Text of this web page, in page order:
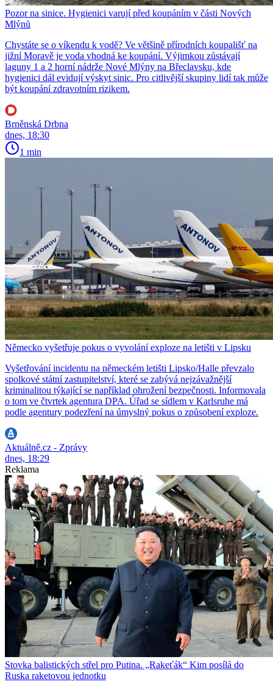
Pozor na sinice. Hygienici varují před koupáním v části Nových
Mlýnů
Chystáte se o víkendu k vodě? Ve většině přírodních koupališť na
jižní Moravě je voda vhodná ke koupání. Výjimkou zůstávají
laguny 1 a 2 horní nádrže Nové Mlýny na Břeclavsku, kde
hygienici dál evidují výskyt sinic. Pro citlivější skupiny lidí tak může
být koupání zdravotním rizikem.
Brněnská Drbna
dnes, 18:30
1 min
Německo vyšetřuje pokus o vyvolání exploze na letišti v Lipsku
Vyšetřování incidentu na německém letišti Lipsko/Halle převzalo
spolkové státní zastupitelství, které se zabývá nejzávažnější
kriminalitou týkající se například ohrožení bezpečnosti. Informovala
o tom ve čtvrtek agentura DPA. Úřad se sídlem v Karlsruhe má
podle agentury podezření na úmyslný pokus o způsobení exploze.
Aktuálně.cz - Zprávy
dnes, 18:29
Reklama
Stovka balistických střel pro Putina. „Rakeťák“ Kim posílá do
Ruska raketovou jednotku